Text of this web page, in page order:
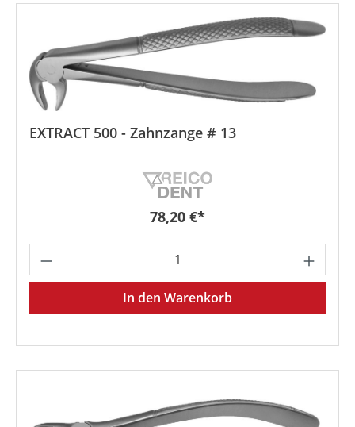
EXTRACT 500 - Zahnzange # 13
Regulärer Preis:
78,20 €*
Produkt Anzahl: Gib den
In den Warenkorb